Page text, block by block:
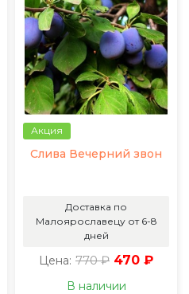
Акция
Слива Вечерний звон
Доставка по
Малоярославецу от 6-8
дней
Цена: 770 ₽ 470 ₽
В наличии